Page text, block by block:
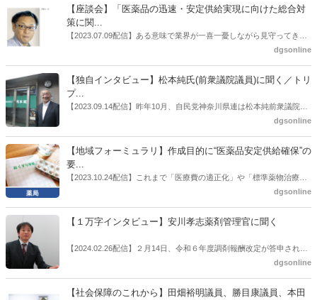
はないだろうか。本紙ではこうした問題について、厚労省「薬局薬剤
師の業務及び薬局の機能に関するワーキンググループ」に参考人とし
ても出席していたイイジマ薬局（長野県上田市）開設者である飯島裕
【座談会】「医薬品の迅速・安定供給実現に向けた総合対
策に関...
【2023.07.09配信】ある意味で業界が一喜一憂しながら見守ってきた
厚労省「医薬品の迅速・安定供給実現に向けた総合対策に関する有識
書がとりまとめられた。ドラビズon-lineでは検討会を総括する目的で
厚労省医政局医薬産業振興・医療情報企画課長（医薬産業振興・医療
情報企画課セルフケア・セルフメディケーション推進室長併任）安藤
公一氏や青山学院大学名誉教授の三村優美子氏、 日本保険薬局協会医
dgsonline
【独自インタビュー】松本純氏(前衆議院議員)に聞く／トリ
プ...
【2023.09.14配信】昨年10月、自民党神奈川県連は松本純前衆議院議
員を「自民党神奈川1区」（横浜市中区・磯子区・金沢区）の支部長
候補の前提となるもの。薬剤師に関わる政策に広く・深く関わってき
た同氏の復活に向けた薬剤師業界の期待には熱いものがある。不透明
感の払拭できない医療・介護・障害者サービスのトリプル改定等へ
の、薬剤師業界の強い危機感の裏返しといってもいいだろう。本稿で
dgsonline
【地域フォーミュラリ】作成目的に“医薬品安定供給確保”の
要...
【2023.10.24配信】これまで「医療費の適正化」や「標準薬物治療の
推進」などが目的とされることが多かった地域フォーミュラリの作
た。医薬品の安定供給確保だ。10月22日に開かれた「日本フォーミュ
飯田市）は、会員薬局から安定供給確保への強い要望があったことを
受け、安定供給確保が見込めるPPI３成分について銘柄を含めて選定
dgsonline
【１万字インタビュー】安川孝志薬剤管理官に聞く
【2024.02.26配信】２月14日、令和６年度調剤報酬改定が答申され
た。本紙では、厚生労働省保険局医療課・薬剤管理官の安川孝志氏
dgsonline
【社会保障のこれから】田畑裕明議員、勝目康議員、本田